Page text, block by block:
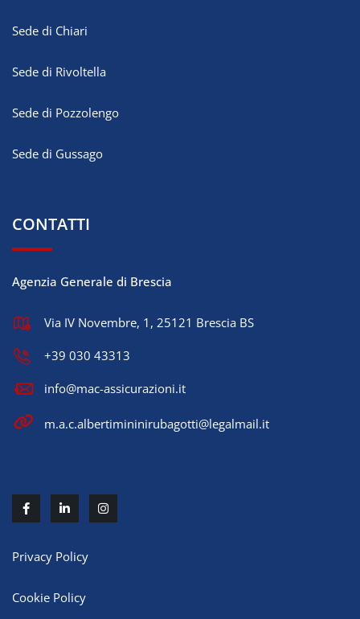
Sede di Chiari
Sede di Rivoltella
Sede di Pozzolengo
Sede di Gussago
CONTATTI
Agenzia Generale di Brescia
Via IV Novembre, 1, 25121 Brescia BS
+39 030 43313
info@mac-assicurazioni.it
m.a.c.albertimininirubagotti@legalmail.it
Privacy Policy
Cookie Policy